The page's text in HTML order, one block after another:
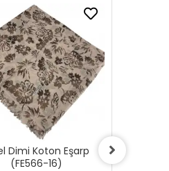
Dimi Koton Eşarp
(FE566-16)